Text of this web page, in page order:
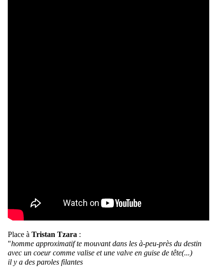
Place à Tristan Tzara :
"homme approximatif te mouvant dans les à-peu-près du destin
avec un coeur comme valise et une valve en guise de tête(...)
il y a des paroles filantes